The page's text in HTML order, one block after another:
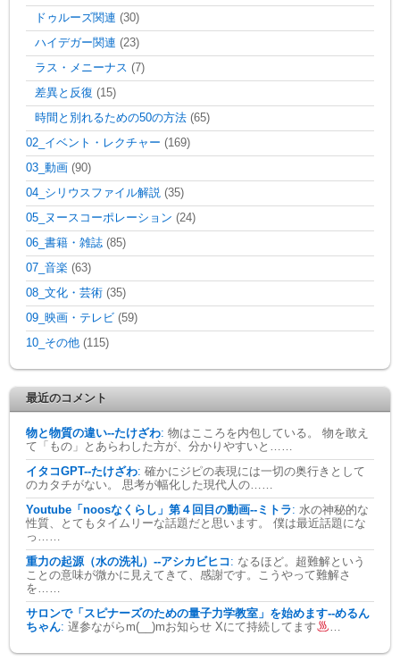
ドゥルーズ関連 (30)
ハイデガー関連 (23)
ラス・メニーナス (7)
差異と反復 (15)
時間と別れるための50の方法 (65)
02_イベント・レクチャー (169)
03_動画 (90)
04_シリウスファイル解説 (35)
05_ヌースコーポレーション (24)
06_書籍・雑誌 (85)
07_音楽 (63)
08_文化・芸術 (35)
09_映画・テレビ (59)
10_その他 (115)
最近のコメント
物と物質の違い--たけざわ: 物はこころを内包している。 物を敢え
て「もの」とあらわした方が、分かりやすいと……
イタコGPT--たけざわ: 確かにジピの表現には一切の奥行きとして
のカタチがない。 思考が幅化した現代人の……
Youtube「noosなくらし」第４回目の動画--ミトラ: 水の神秘的な
性質、とてもタイムリーな話題だと思います。 僕は最近話題にな
っ……
重力の起源（水の洗礼）--アシカビヒコ : なるほど。超難解という
ことの意味が微かに見えてきて、感謝です。こうやって難解さ
を……
サロンで「スピナーズのための量子力学教室」を始めます--めるん
ちゃん: 遅参ながらm(__)mお知らせ Xにて持続してます …